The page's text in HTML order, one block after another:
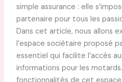
simple assurance : elle
partenaire pour tous les
Dans cet article, nous allons
l’espace sociétaire proposé
essentiel qui facilite l’accès
informations pour les